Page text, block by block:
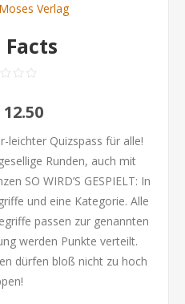
Moses Verlag
Facts
12.50
leichter Quizspass für alle!
Runden, auch mit
SO WIRD’S GESPIELT: In
und eine Kategorie. Alle
passen zur genannten
werden Punkte verteilt.
dürfen bloß nicht zu hoch